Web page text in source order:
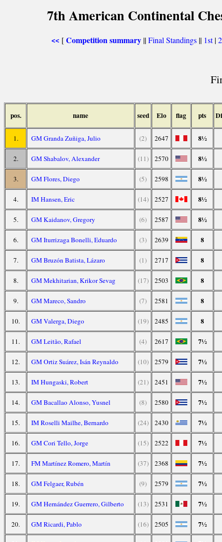
7th American Continental
<< [Competition summary ||Final Standings || 1st|
pos. name seed Elo flag pts
1. GM Granda Zuñiga, Julio (2) 2647 8½
2. GM Shabalov, Alexander (11) 2570 8½
3. GM Flores, Diego (5) 2598 8½
4. IM Hansen, Eric (14) 2527 8½
5. GM Kaidanov, Gregory (6) 2587 8½
6. GM Iturrizaga Bonelli, Eduardo (3) 2639 8
7. GM Bruzón Batista, Lázaro (1) 2717 8
8. GM Mekhitarian, Krikor Sevag (17) 2503 8
9. GM Mareco, Sandro (7) 2581 8
10. GM Valerga, Diego (19) 2485 8
11. GM Leitão, Rafael (4) 2617 7½
12. GM Ortiz Suárez, Isán Reynaldo (10) 2579 7½
13. IM Hungaski, Robert (21) 2451 7½
14. GM Bacallao Alonso, Yusnel (8) 2580 7½
15. IM Roselli Mailhe, Bernardo (24) 2430 7½
16. GM Cori Tello, Jorge (15) 2522 7½
17. FM Martínez Romero, Martín (37) 2368 7½
18. GM Felgaer, Rubén (9) 2579 7½
19. GM Hernández Guerrero, Gilberto (13) 2531 7½
20. GM Ricardi, Pablo (16) 2505 7½